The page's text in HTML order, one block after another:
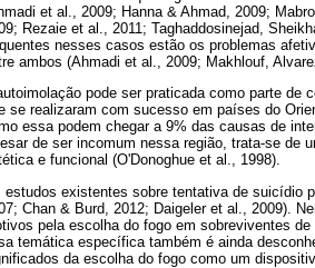
et al., 2009; Hanna & Ahmad, 2009;
Rezaie et al., 2011; Taghaddosinejad,
nesses casos estão os problemas
ambos (Ahmadi et al., 2009; Makhlouf,
pode ser praticada como parte
se realizaram com sucesso em países do
essa podem chegar a 9% das causas de
de ser incomum nessa região, trata-se de
e funcional (O'Donoghue et al., 1998).
estudos existentes sobre tentativa de suicídio
Chan & Burd, 2012; Daigeler et al., 2009).
pela escolha do fogo em sobreviventes
temática específica também é ainda
da escolha do fogo como um